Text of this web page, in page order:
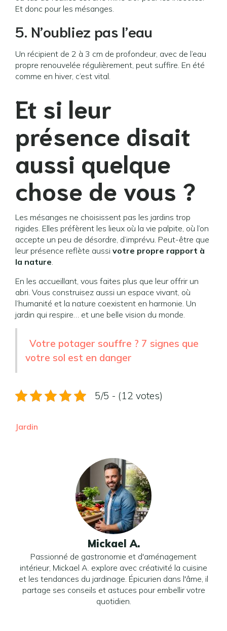
Et donc pour les mésanges.
5. N’oubliez pas l’eau
Un récipient de 2 à 3 cm de profondeur, avec de l’eau
propre renouvelée régulièrement, peut suffire. En été
comme en hiver, c’est vital.
Et si leur
présence disait
aussi quelque
chose de vous ?
Les mésanges ne choisissent pas les jardins trop
rigides. Elles préfèrent les lieux où la vie palpite, où l’on
accepte un peu de désordre, d’imprévu. Peut-être que
leur présence reflète aussi votre propre rapport à
la nature.
En les accueillant, vous faites plus que leur offrir un
abri. Vous construisez aussi un espace vivant, où
l’humanité et la nature coexistent en harmonie. Un
jardin qui respire… et une belle vision du monde.
Votre potager souffre ? 7 signes que
votre sol est en danger
5/5 - (12 votes)
Jardin
Mickael A.
Passionné de gastronomie et d'aménagement
intérieur, Mickael A. explore avec créativité la cuisine
et les tendances du jardinage. Épicurien dans l'âme, il
partage ses conseils et astuces pour embellir votre
quotidien.